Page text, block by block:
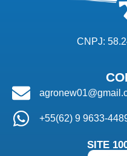
CNPJ:
+55(62) 9 9633-
SITE